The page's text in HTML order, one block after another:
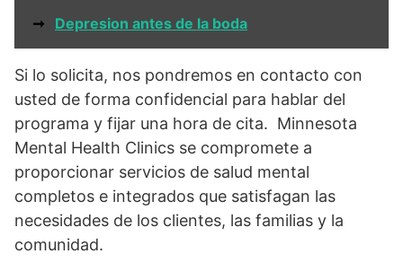
➞ Depresion antes de la boda
Si lo solicita, nos pondremos en contacto con
usted de forma confidencial para hablar del
programa y fijar una hora de cita. Minnesota
Mental Health Clinics se compromete a
proporcionar servicios de salud mental
completos e integrados que satisfagan las
necesidades de los clientes, las familias y la
comunidad.